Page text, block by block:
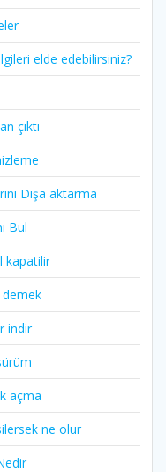
elde edebilirsiniz?
çıktı
Dışa aktarma
Bul
kapatilir
indir
açma
ne olur